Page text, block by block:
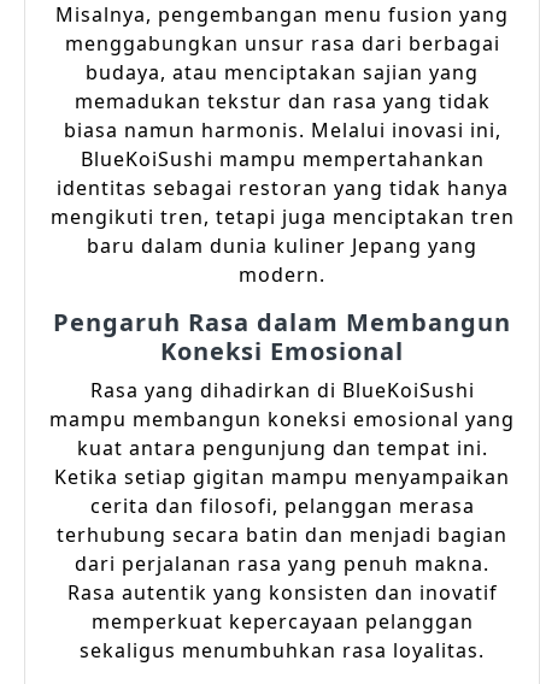
Misalnya, pengembangan menu fusion yang
menggabungkan unsur rasa dari berbagai
budaya, atau menciptakan sajian yang
memadukan tekstur dan rasa yang tidak
biasa namun harmonis. Melalui inovasi ini,
BlueKoiSushi mampu mempertahankan
identitas sebagai restoran yang tidak hanya
mengikuti tren, tetapi juga menciptakan tren
baru dalam dunia kuliner Jepang yang
modern.
Pengaruh Rasa dalam Membangun
Koneksi Emosional
Rasa yang dihadirkan di BlueKoiSushi
mampu membangun koneksi emosional yang
kuat antara pengunjung dan tempat ini.
Ketika setiap gigitan mampu menyampaikan
cerita dan filosofi, pelanggan merasa
terhubung secara batin dan menjadi bagian
dari perjalanan rasa yang penuh makna.
Rasa autentik yang konsisten dan inovatif
memperkuat kepercayaan pelanggan
sekaligus menumbuhkan rasa loyalitas.